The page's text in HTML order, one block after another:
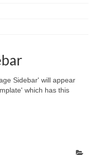
Sidebar' will appear
which has this